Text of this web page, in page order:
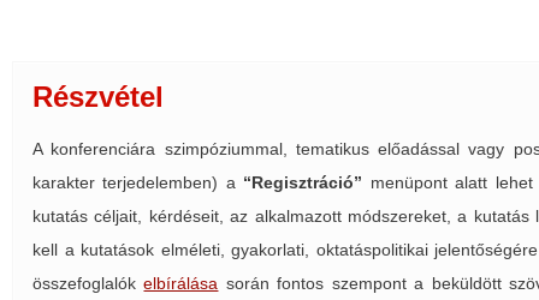
Részvétel
A konferenciára szimpóziummal, tematikus előadással vagy
karakter terjedelemben) a “Regisztráció” menüpont alatt
kutatás céljait, kérdéseit, az alkalmazott módszereket, a
kell a kutatások elméleti, gyakorlati, oktatáspolitikai
összefoglalókelbírálása során fontos szempont a beküldött